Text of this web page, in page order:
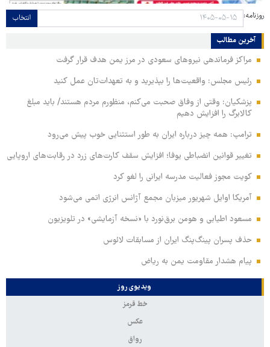
روزنامه: انتخاب
آخرین مطالب
مراکز فرماندهی نیروهای سعودی در مرز یمن هدف قرار گرفت
رئیس مجلس: واقعیت‌ها را بپذیرید و به تعهدات‌تان عمل کنید
پزشکیان: وقتی از وفاق صحبت می‌کنم، منظورم مردم هستند/ باید مبلغ
کالابرگ را افزایش دهیم
ترامپ: همه چیز درباره ایران به طور استثنایی خوب پیش می‌رود
تغییر قوانین انضباطی یوفا؛ افزایش سقف کارت‌های زرد در رقابت‌های اروپایی
کویت مجوز فعالیت مدرسه ایرانی را لغو کرد
آمریکا اوایل شهریور میزبان مجمع آژانس انرژی اتمی می‌شود
مسعود اطیابی و هومن برق‌نورد با «نسخه آزمایشی» در تلویزیون
حذف پسران پینگ‌پنگ ایران از مسابقات لائوس
پیام هشدار مقاومت یمن به ریاض
ویدیوی روز
خط قرمز
عکس
رواق